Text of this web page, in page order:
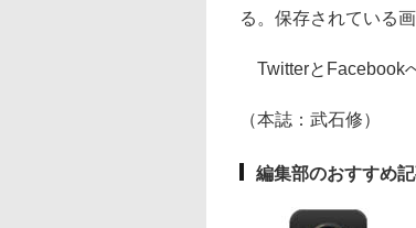
る。保存されている
TwitterとFacebook
（本誌：武石修）
編集部のおすすめ